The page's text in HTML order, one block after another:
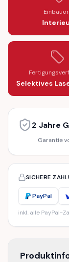
Selektives
2 Jahre
Garantie
SICHERE
PayPal
inkl. alle PayPal-